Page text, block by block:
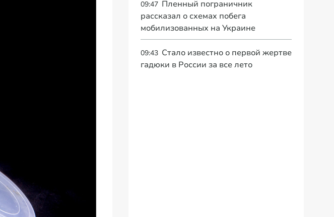
09:47 Пленный пограничник
рассказал о схемах побега
мобилизованных на Украине
09:43 Стало известно о первой жертве
гадюки в России за все лето